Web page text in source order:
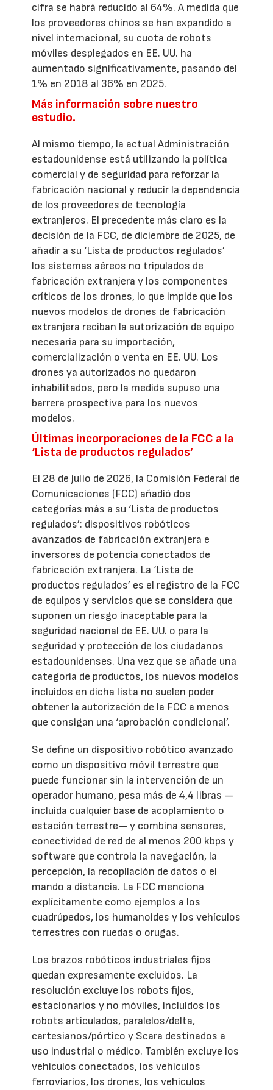
cifra se habrá reducido al 64%. A medida que
los proveedores chinos se han expandido a
nivel internacional, su cuota de robots
móviles desplegados en EE. UU. ha
aumentado significativamente, pasando del
1% en 2018 al 36% en 2025.
Más información sobre nuestro
estudio.
Al mismo tiempo, la actual Administración
estadounidense está utilizando la política
comercial y de seguridad para reforzar la
fabricación nacional y reducir la dependencia
de los proveedores de tecnología
extranjeros. El precedente más claro es la
decisión de la FCC, de diciembre de 2025, de
añadir a su ‘Lista de productos regulados’
los sistemas aéreos no tripulados de
fabricación extranjera y los componentes
críticos de los drones, lo que impide que los
nuevos modelos de drones de fabricación
extranjera reciban la autorización de equipo
necesaria para su importación,
comercialización o venta en EE. UU. Los
drones ya autorizados no quedaron
inhabilitados, pero la medida supuso una
barrera prospectiva para los nuevos
modelos.
Últimas incorporaciones de la FCC a la
‘Lista de productos regulados’
El 28 de julio de 2026, la Comisión Federal de
Comunicaciones (FCC) añadió dos
categorías más a su ‘Lista de productos
regulados’: dispositivos robóticos
avanzados de fabricación extranjera e
inversores de potencia conectados de
fabricación extranjera. La ‘Lista de
productos regulados’ es el registro de la FCC
de equipos y servicios que se considera que
suponen un riesgo inaceptable para la
seguridad nacional de EE. UU. o para la
seguridad y protección de los ciudadanos
estadounidenses. Una vez que se añade una
categoría de productos, los nuevos modelos
incluidos en dicha lista no suelen poder
obtener la autorización de la FCC a menos
que consigan una ‘aprobación condicional’.
Se define un dispositivo robótico avanzado
como un dispositivo móvil terrestre que
puede funcionar sin la intervención de un
operador humano, pesa más de 4,4 libras —
incluida cualquier base de acoplamiento o
estación terrestre— y combina sensores,
conectividad de red de al menos 200 kbps y
software que controla la navegación, la
percepción, la recopilación de datos o el
mando a distancia. La FCC menciona
explícitamente como ejemplos a los
cuadrúpedos, los humanoides y los vehículos
terrestres con ruedas o orugas.
Los brazos robóticos industriales fijos
quedan expresamente excluidos. La
resolución excluye los robots fijos,
estacionarios y no móviles, incluidos los
robots articulados, paralelos/delta,
cartesianos/pórtico y Scara destinados a
uso industrial o médico. También excluye los
vehículos conectados, los vehículos
ferroviarios, los drones, los vehículos